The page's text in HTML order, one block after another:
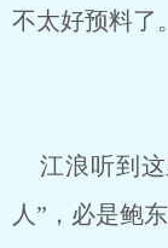
不太好预料了。
江浪听到这
人”，必是鲍